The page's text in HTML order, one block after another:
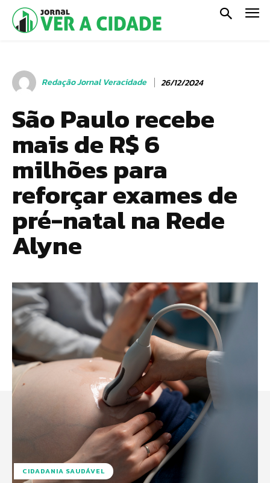
Redação Jornal Veracidade 26/12/2024
São Paulo recebe
mais de R$ 6
milhões para
reforçar exames de
pré-natal na Rede
Alyne
CIDADANIA SAUDÁVEL